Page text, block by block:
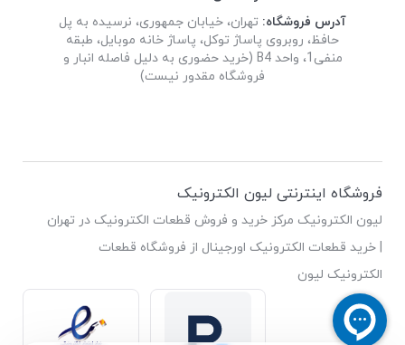
آدرس فروشگاه: تهران، خیابان جمهوری، نرسیده به پل
حافظ، روبروی پاساژ توکل، پاساژ خانه موبایل، طبقه
منفی1، واحد B4 (خرید حضوری به دلیل فاصله انبار و
فروشگاه مقدور نیست)
فروشگاه اینترنتی لیون الکترونیک
لیون الکترونیک مرکز خرید و فروش قطعات الکترونیک در تهران
| خرید قطعات الکترونیک اورجینال از فروشگاه قطعات
الکترونیک لیون